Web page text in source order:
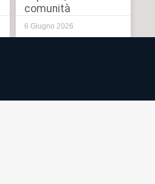
comunità
6 Giugno 2026